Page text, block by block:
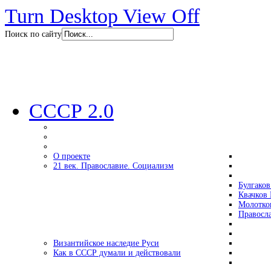
Turn Desktop View Off
Поиск по сайту
СССР 2.0
О проекте
21 век. Православие. Социализм
Византийское наследие Руси
Как в СССР думали и действовали